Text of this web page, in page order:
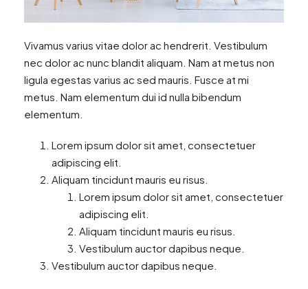
Vivamus varius vitae dolor ac hendrerit. Vestibulum
nec dolor ac nunc blandit aliquam. Nam at metus non
ligula egestas varius ac sed mauris. Fusce at mi
metus. Nam elementum dui id nulla bibendum
elementum.
Lorem ipsum dolor sit amet, consectetuer
adipiscing elit.
Aliquam tincidunt mauris eu risus.
Lorem ipsum dolor sit amet, consectetuer
adipiscing elit.
Aliquam tincidunt mauris eu risus.
Vestibulum auctor dapibus neque.
Vestibulum auctor dapibus neque.